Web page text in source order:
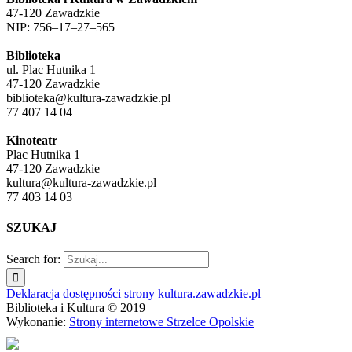
47-120 Zawadzkie
NIP: 756–17–27–565
Biblioteka
ul. Plac Hutnika 1
47-120 Zawadzkie
biblioteka@kultura-zawadzkie.pl
77 407 14 04
Kinoteatr
Plac Hutnika 1
47-120 Zawadzkie
kultura@kultura-zawadzkie.pl
77 403 14 03
SZUKAJ
Search for:
Deklaracja dostępności strony kultura.zawadzkie.pl
Biblioteka i Kultura © 2019
Wykonanie: Strony internetowe Strzelce Opolskie